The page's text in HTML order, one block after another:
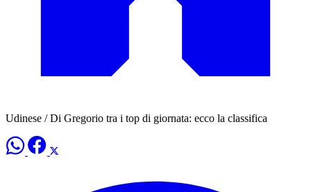
Udinese / Di Gregorio tra i top di giornata: ecco la classifica